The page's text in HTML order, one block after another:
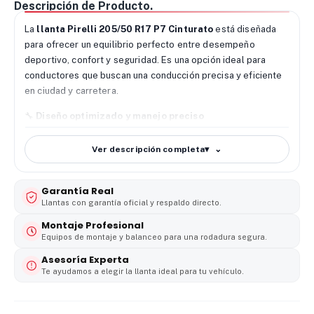
Descripción de Producto.
La llanta Pirelli 205/50 R17 P7 Cinturato está diseñada
para ofrecer un equilibrio perfecto entre desempeño
deportivo, confort y seguridad. Es una opción ideal para
conductores que buscan una conducción precisa y eficiente
en ciudad y carretera.
🔧
Diseño optimizado y manejo preciso
rodamiento avanzado que mejora la estabilidad direccional y
la respuesta en curvas. Su estructura permite una
velocidades.
Gracias a su compuesto avanzado con sílice, estallanta
eficiente tanto en superficies secas como mojadas,
Ver descripción completa▾
Garantía Real
Llantas con garantía oficial y respaldo directo.
Montaje Profesional
Equipos de montaje y balanceo para una rodadura segura.
Asesoría Experta
Te ayudamos a elegir la llanta ideal para tu vehículo.